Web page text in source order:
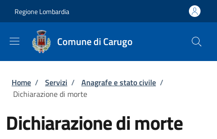
Regione Lombardia
Comune di Carugo
Briciole di pane
Home / Servizi / Anagrafe e stato civile /
Dichiarazione di morte
Dichiarazione di morte